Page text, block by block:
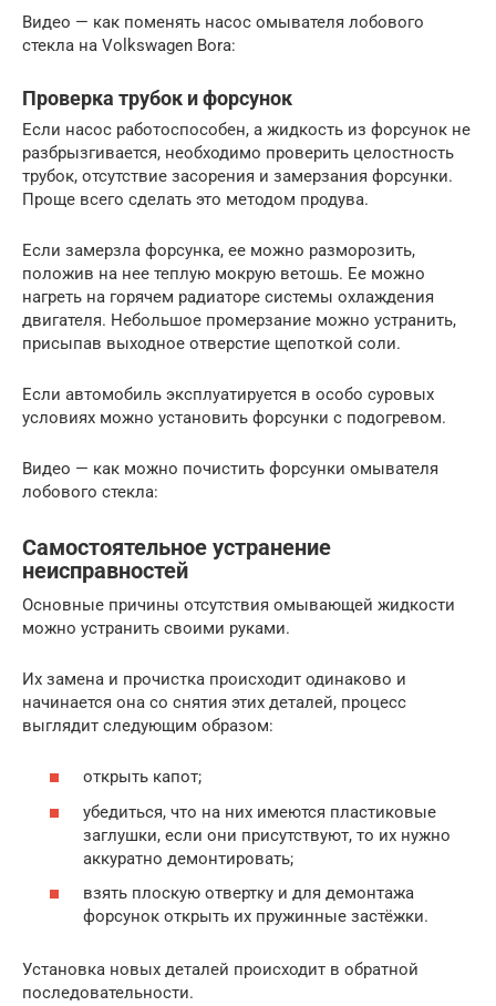
Видео — как поменять насос омывателя лобового
стекла на Volkswagen Bora:
Проверка трубок и форсунок
Если насос работоспособен, а жидкость из форсунок не
разбрызгивается, необходимо проверить целостность
трубок, отсутствие засорения и замерзания форсунки.
Проще всего сделать это методом продува.
Если замерзла форсунка, ее можно разморозить,
положив на нее теплую мокрую ветошь. Ее можно
нагреть на горячем радиаторе системы охлаждения
двигателя. Небольшое промерзание можно устранить,
присыпав выходное отверстие щепоткой соли.
Если автомобиль эксплуатируется в особо суровых
условиях можно установить форсунки с подогревом.
Видео — как можно почистить форсунки омывателя
лобового стекла:
Самостоятельное устранение
неисправностей
Основные причины отсутствия омывающей жидкости
можно устранить своими руками.
Их замена и прочистка происходит одинаково и
начинается она со снятия этих деталей, процесс
выглядит следующим образом:
открыть капот;
убедиться, что на них имеются пластиковые
заглушки, если они присутствуют, то их нужно
аккуратно демонтировать;
взять плоскую отвертку и для демонтажа
форсунок открыть их пружинные застёжки.
Установка новых деталей происходит в обратной
последовательности.